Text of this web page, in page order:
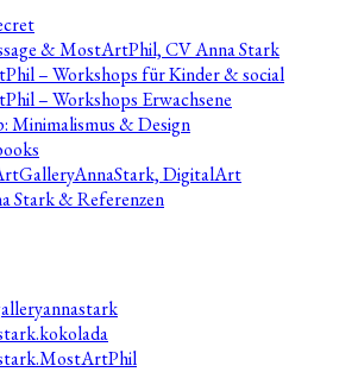
& MostArtPhil, CV Anna Stark
– Workshops für Kinder & social
– Workshops Erwachsene
Minimalismus & Design
DigitalArt
Stark & Referenzen